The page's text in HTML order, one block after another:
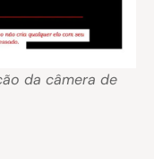
da câmera de